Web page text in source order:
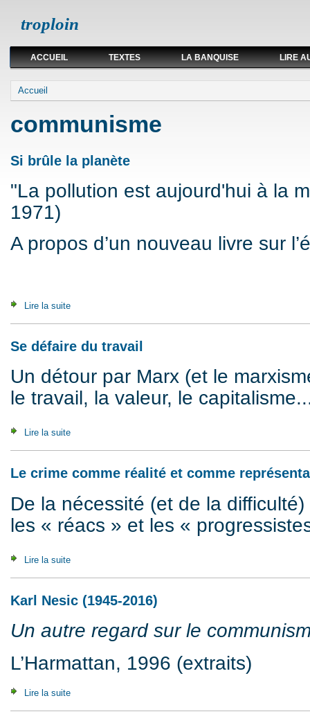
troploin
ACCUEIL TEXTES LA BANQUISE LIRE
Vous êtes ici
Accueil
communisme
Si brûle la planète
"La pollution est aujourd'hui à la
1971)
A propos d’un nouveau livre sur
Lire la suite
Se défaire du travail
Un détour par Marx (et le
le travail, la valeur, le
Lire la suite
Le crime comme réalité et comme
De la nécessité (et de la
les « réacs » et les «
Lire la suite
Karl Nesic (1945-2016)
Un autre regard sur le
L’Harmattan, 1996 (extraits)
Lire la suite